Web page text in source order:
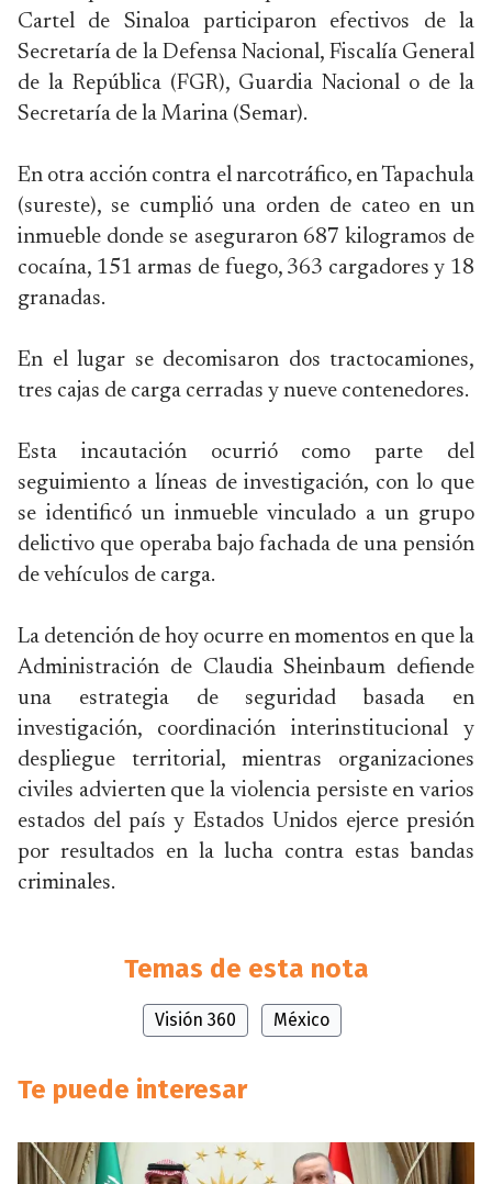
Cartel de Sinaloa participaron efectivos de la
Secretaría de la Defensa Nacional, Fiscalía General
de la República (FGR), Guardia Nacional o de la
Secretaría de la Marina (Semar).
En otra acción contra el narcotráfico, en Tapachula
(sureste), se cumplió una orden de cateo en un
inmueble donde se aseguraron 687 kilogramos de
cocaína, 151 armas de fuego, 363 cargadores y 18
granadas.
En el lugar se decomisaron dos tractocamiones,
tres cajas de carga cerradas y nueve contenedores.
Esta incautación ocurrió como parte del
seguimiento a líneas de investigación, con lo que
se identificó un inmueble vinculado a un grupo
delictivo que operaba bajo fachada de una pensión
de vehículos de carga.
La detención de hoy ocurre en momentos en que la
Administración de Claudia Sheinbaum defiende
una estrategia de seguridad basada en
investigación, coordinación interinstitucional y
despliegue territorial, mientras organizaciones
civiles advierten que la violencia persiste en varios
estados del país y Estados Unidos ejerce presión
por resultados en la lucha contra estas bandas
criminales.
Temas de esta nota
Visión 360 México
Te puede interesar